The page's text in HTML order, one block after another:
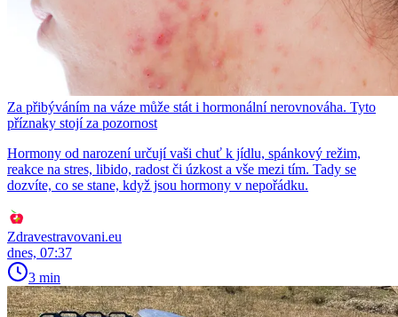
Za přibýváním na váze může stát i hormonální nerovnováha. Tyto
příznaky stojí za pozornost
Hormony od narození určují vaši chuť k jídlu, spánkový režim,
reakce na stres, libido, radost či úzkost a vše mezi tím. Tady se
dozvíte, co se stane, když jsou hormony v nepořádku.
Zdravestravovani.eu
dnes, 07:37
3 min